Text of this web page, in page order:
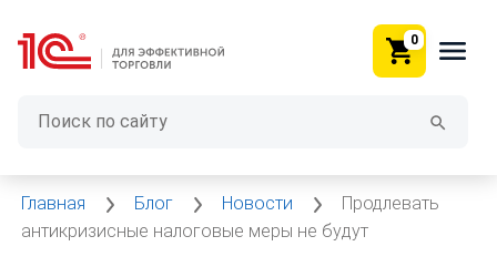
0
Главная Блог Новости
Продлевать
антикризисные налоговые меры не будут